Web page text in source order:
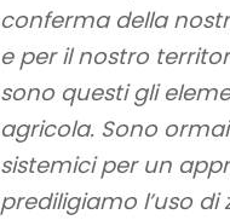
conferma della
e per il nostro
sono questi gli
agricola. Sono
sistemici per un
prediligiamo l’uso